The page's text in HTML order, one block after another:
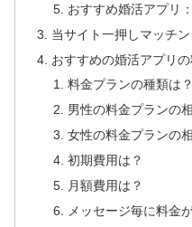
おすすめ婚活アプリ
当サイト一押しマッチ
おすすめの婚活アプリ
料金プランの種類は
男性の料金プランの
女性の料金プランの
初期費用は？
月額費用は？
メッセージ毎に料金